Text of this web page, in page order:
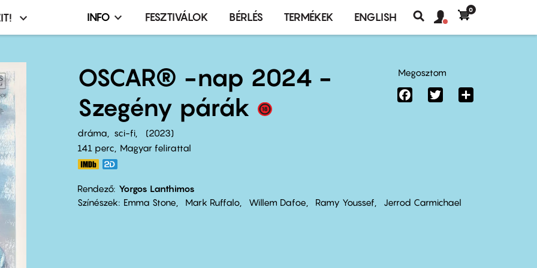
Infó,
terembérlés
menü
INFO FESZTIVÁLOK BÉRLÉS TERMÉKEK ENGLISH
Keresés
fiók
Felhasználói
0
OSCAR® -nap 2024 -
Szegény párák
dráma sci-fi
2023
141 perc,
Magyar felirattal
Rendező Yorgos Lanthimos
Színészek
Emma Stone Mark Ruffalo Willem Dafoe Ramy Youssef Jerrod Carmichael
Megosztom
FacebookTwitter